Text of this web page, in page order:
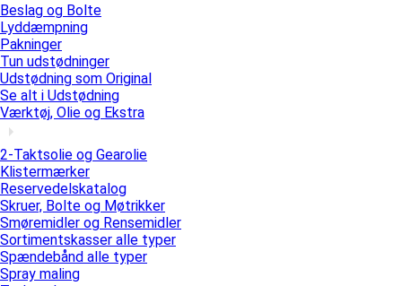
Beslag og Bolte
Lyddæmpning
Pakninger
Tun udstødninger
Udstødning som Original
Se alt i Udstødning
Værktøj, Olie og Ekstra
2-Taktsolie og Gearolie
Klistermærker
Reservedelskatalog
Skruer, Bolte og Møtrikker
Smøremidler og Rensemidler
Sortimentskasser alle typer
Spændebånd alle typer
Spray maling